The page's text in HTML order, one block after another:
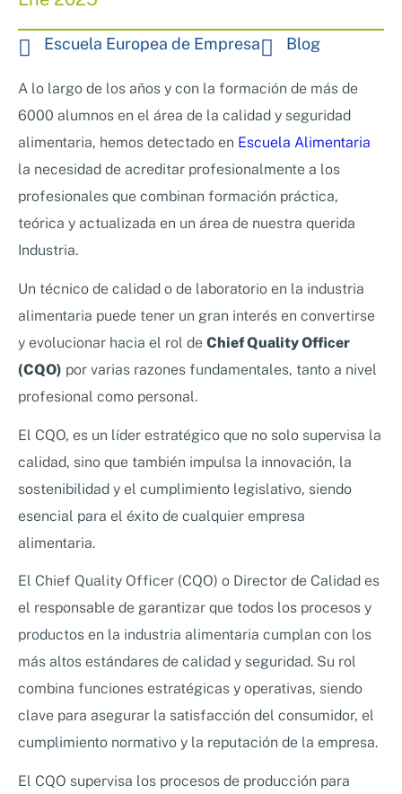
Asesoramiento en Normativa Internacional
Consultoría Seguridad Alimentaria
Clientes
Escuela Europea de Empresa Blog
A lo largo de los años y con la formación de más de
6000 alumnos en el área de la calidad y seguridad
alimentaria, hemos detectado en Escuela Alimentaria
la necesidad de acreditar profesionalmente a los
profesionales que combinan formación práctica,
teórica y actualizada en un área de nuestra querida
Industria.
Un técnico de calidad o de laboratorio en la industria
alimentaria puede tener un gran interés en convertirse
y evolucionar hacia el rol de Chief Quality Officer
(CQO) por varias razones fundamentales, tanto a nivel
profesional como personal.
El CQO, es un líder estratégico que no solo supervisa la
calidad, sino que también impulsa la innovación, la
sostenibilidad y el cumplimiento legislativo, siendo
esencial para el éxito de cualquier empresa
alimentaria.
El Chief Quality Officer (CQO) o Director de Calidad es
el responsable de garantizar que todos los procesos y
productos en la industria alimentaria cumplan con los
más altos estándares de calidad y seguridad. Su rol
combina funciones estratégicas y operativas, siendo
clave para asegurar la satisfacción del consumidor, el
cumplimiento normativo y la reputación de la empresa.
El CQO supervisa los procesos de producción para